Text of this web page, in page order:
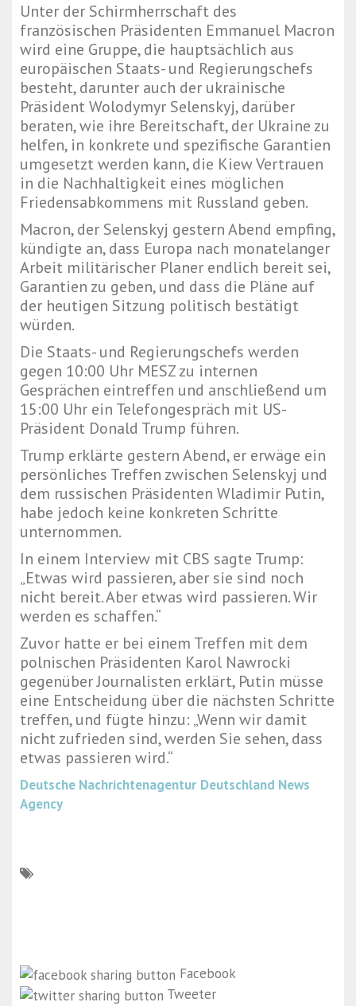
Unter der Schirmherrschaft des
französischen Präsidenten Emmanuel Macron
wird eine Gruppe, die hauptsächlich aus
europäischen Staats- und Regierungschefs
besteht, darunter auch der ukrainische
Präsident Wolodymyr Selenskyj, darüber
beraten, wie ihre Bereitschaft, der Ukraine zu
helfen, in konkrete und spezifische Garantien
umgesetzt werden kann, die Kiew Vertrauen
in die Nachhaltigkeit eines möglichen
Friedensabkommens mit Russland geben.
Macron, der Selenskyj gestern Abend empfing,
kündigte an, dass Europa nach monatelanger
Arbeit militärischer Planer endlich bereit sei,
Garantien zu geben, und dass die Pläne auf
der heutigen Sitzung politisch bestätigt
würden.
Die Staats- und Regierungschefs werden
gegen 10:00 Uhr MESZ zu internen
Gesprächen eintreffen und anschließend um
15:00 Uhr ein Telefongespräch mit US-
Präsident Donald Trump führen.
Trump erklärte gestern Abend, er erwäge ein
persönliches Treffen zwischen Selenskyj und
dem russischen Präsidenten Wladimir Putin,
habe jedoch keine konkreten Schritte
unternommen.
In einem Interview mit CBS sagte Trump:
„Etwas wird passieren, aber sie sind noch
nicht bereit. Aber etwas wird passieren. Wir
werden es schaffen.“
Zuvor hatte er bei einem Treffen mit dem
polnischen Präsidenten Karol Nawrocki
gegenüber Journalisten erklärt, Putin müsse
eine Entscheidung über die nächsten Schritte
treffen, und fügte hinzu: „Wenn wir damit
nicht zufrieden sind, werden Sie sehen, dass
etwas passieren wird.“
Deutsche Nachrichtenagentur Deutschland News
Agency
Facebook
Tweeter